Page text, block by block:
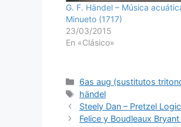
G. F. Händel – Música
Minueto (1717)
23/03/2015
En «Clásico»
Categorías
6as aug (sustitutos
Etiquetas
händel
Steely Dan – Pretzel
Felice y Boudleaux